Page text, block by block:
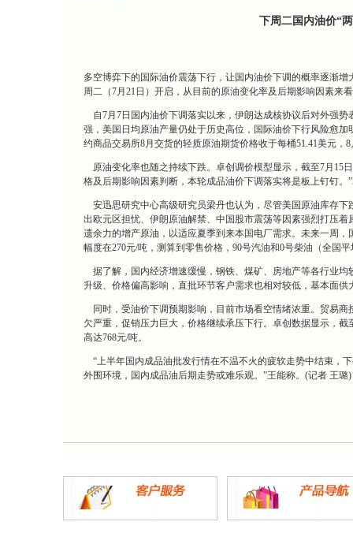
下周二国内油价“
多空博弈下的国际油价震荡下行，让国内油价下调的概率逐渐
周二（7月21日）开启，从目前的原油变化率及后期影响因素来
自7月7日国内油价下调落实以来，伊朗达成核协议后对外强
强，美国日均原油产量仍处于历史高位，国际油价下行风险愈
约商品交易所8月交货的轻质原油期货价格收于每桶51.41美元，
原油变化率也随之持续下跌。卓创调价模型显示，截至7月15
格及后期影响因素判断，本轮成品油价下调落实将是板上钉钉
安迅思研究中心高级研究员梁丹也认为，尽管美国原油库存
出欧元区担忧、伊朗原油解禁、中国股市震荡等因素强烈打压
遗余力的增产原油，以适应夏季到来本国电厂需求。未来一周
幅度在270元/吨，测算到零售价格，90号汽油和0号柴油（全国
据了解，国内经济增速缓慢，钢铁、煤矿、房地产等各行业
升级、价格偏高影响，直批环节客户需求也相对较低，基本面供
同时，受油价下调预期影响，目前市场看空情绪浓重。贸易商
欠严重，促销压力巨大，价格继续承压下行。卓创数据显示，
高达768元/吨。
“上半年国内成品油批发行情在不温不火的疲软走势中结束，
外围环境，国内成品油后期走势或难乐观。”王能称。(记者 王璐)